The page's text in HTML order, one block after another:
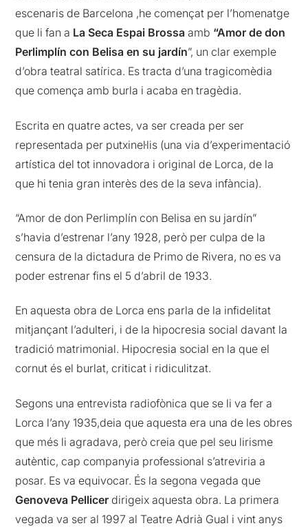
escenaris de Barcelona ,he començat per l’homenatge
que li fan a La Seca Espai Brossaamb “Amor de don
Perlimplín con Belisa en su jardín”, un clar exemple
d’obra teatral satírica. Es tracta d’una tragicomèdia
que comença amb burla i acaba en tragèdia.
Escrita en quatre actes, va ser creada per ser
representada per putxinel·lis (una via d’experimentació
artística del tot innovadora i original de Lorca, de la
que hi tenia gran interès des de la seva infància).
“Amor de don Perlimplín con Belisa en su jardín”
s’havia d’estrenar l’any 1928, però per culpa de la
censura de la dictadura de Primo de Rivera, no es va
poder estrenar fins el 5 d’abril de 1933.
En aquesta obra de Lorca ens parla de la infidelitat
mitjançant l’adulteri, i de la hipocresia social davant la
tradició matrimonial. Hipocresia social en la que el
cornut és el burlat, criticat i ridiculitzat.
Segons una entrevista radiofònica que se li va fer a
Lorca l’any 1935,deia que aquesta era una de les obres
que més li agradava, però creia que pel seu lirisme
autèntic, cap companyia professional s’atreviria a
posar. Es va equivocar. És la segona vegada que
Genoveva Pellicerdirigeix aquesta obra. La primera
vegada va ser al 1997 al Teatre Adrià Gual i vint anys